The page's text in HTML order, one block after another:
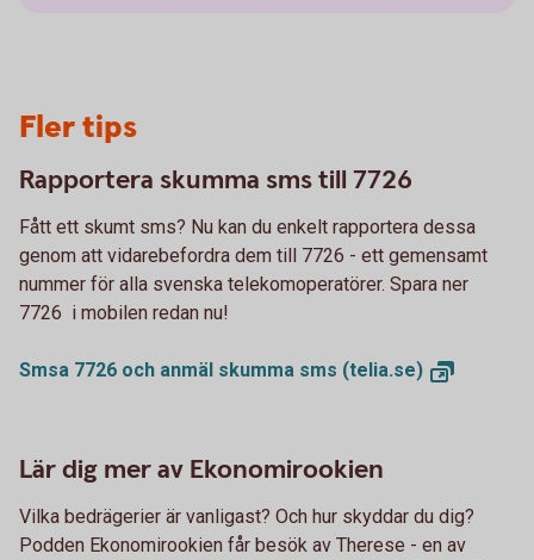
Fler tips
Rapportera skumma sms till 7726
Fått ett skumt sms? Nu kan du enkelt rapportera dessa
genom att vidarebefordra dem till 7726 - ett gemensamt
nummer för alla svenska telekomoperatörer. Spara ner
7726 i mobilen redan nu!
Smsa 7726 och anmäl skumma sms (telia.se)
Lär dig mer av Ekonomirookien
Vilka bedrägerier är vanligast? Och hur skyddar du dig?
Podden Ekonomirookien får besök av Therese - en av